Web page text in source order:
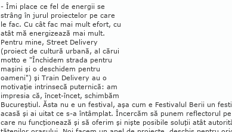
- Îmi place ce fel de energii se
strâng în jurul proiectelor pe care
le fac. Cu cât fac mai mult efort, cu
atât mă energizează mai mult.
Pentru mine, Street De­livery
(proiect de cultură ur­bană, al cărui
motto e "În­chi­dem strada pentru
maşini şi o deschidem pentru
oameni") şi Train Delivery au o
motivaţie intrinsecă puternică: am
im­presia că, încet-încet, schim­băm
Bucu­reştiul. Ăsta nu e un festival, aşa cum e Festivalul Berii un
acasă şi ai uitat ce s-a întâmplat. Încercăm să punem reflectorul
care nu funcţionează şi să oferim şi nişte po­sibile so­luţii atât